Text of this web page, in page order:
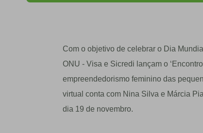
Com o objetivo de celebrar o Dia
ONU - Visa e Sicredi lançam o
empreendedorismo feminino das
virtual conta com Nina Silva e Márcia
dia 19 de novembro.